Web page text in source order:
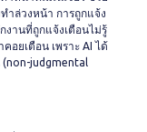
ำล่วงหน้า การถูกแจ้ง
านที่ถูกแจ้งเตือนไม่รู้
อยเตือน เพราะ AI ได้
judgmental